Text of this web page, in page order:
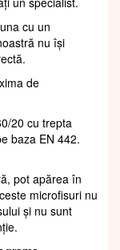
cu un
nu își
de
20 cu trepta
baza EN 442.
pot apărea în
microfisuri nu
și nu sunt